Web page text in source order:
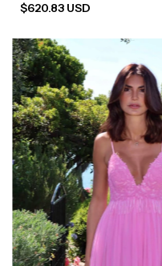
$620.83 USD